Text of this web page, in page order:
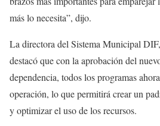
más lo necesita”, dijo.
La directora del Sistema Municipal
destacó que con la aprobación del
dependencia, todos los programas
operación, lo que permitirá crear un
y optimizar el uso de los recursos.